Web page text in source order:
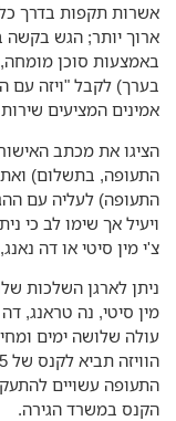
תקפות בדרך כלל
יותר; הגש בקשה בכל
סוכן מומחה, אם
לקבל "ויזה עם
המציעים שירות זה,
את מכתב האישור,
בתשלום) ואת
לעליה עם
אך שימו לב כי
מין סיטי או דה נאנג,
לארגן השלכות
סיטי, נה טראנג, דה
עשויים להתעקש
במשרד הגירה.